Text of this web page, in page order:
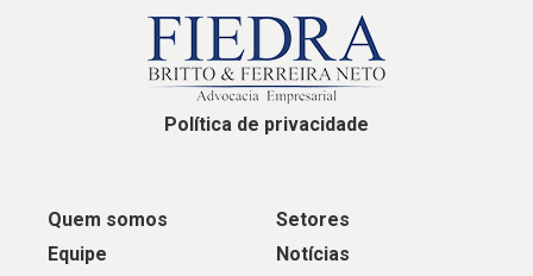
Política de privacidade
Quem somos
Equipe
Setores
Notícias